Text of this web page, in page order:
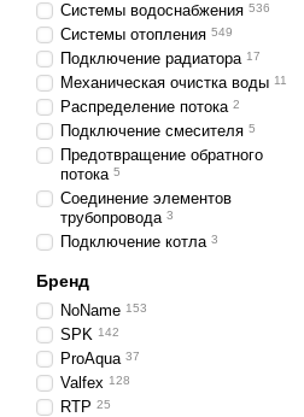
Системы водоснабжения 536
Системы отопления 549
Подключение радиатора 17
Механическая очистка воды 11
Распределение потока 2
Подключение смесителя 5
Предотвращение обратного
потока 5
Соединение элементов
трубопровода 3
Подключение котла 3
Бренд
NoName 153
SPK 142
ProAqua 37
Valfex 128
RTP 25